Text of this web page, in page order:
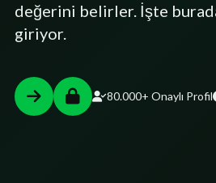
değerini belirler. İşte
giriyor.
80.000+ Onaylı Profil